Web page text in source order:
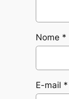
Nome *
E-mail *